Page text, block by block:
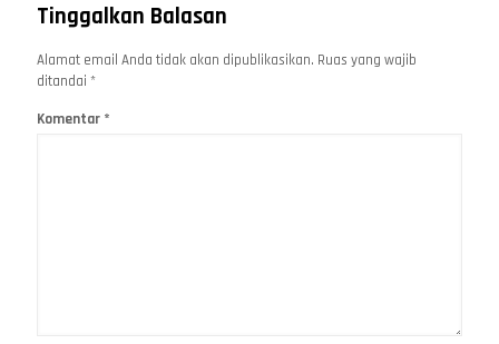
Tinggalkan Balasan
Alamat email Anda tidak akan dipublikasikan. Ruas yang wajib
ditandai *
Komentar *